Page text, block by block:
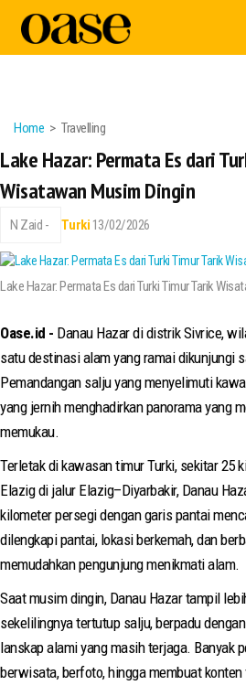
Home Travelling
Lake Hazar: Permata Es dari
Wisatawan Musim Dingin
N Zaid - Turki 13/02/2026
Lake Hazar: Permata Es dari Turki Timur Tarik
Oase.id - Danau Hazar di distrik Sivrice,
satu destinasi alam yang ramai dikunjungi
Pemandangan salju yang menyelimuti
yang jernih menghadirkan panorama yang
memukau.
Terletak di kawasan timur Turki, sekitar 25
Elazig di jalur Elazig–Diyarbakir, Danau
kilometer persegi dengan garis pantai
dilengkapi pantai, lokasi berkemah, dan
memudahkan pengunjung menikmati alam.
Saat musim dingin, Danau Hazar tampil
sekelilingnya tertutup salju, berpadu
lanskap alami yang masih terjaga. Banyak
berwisata, berfoto, hingga membuat